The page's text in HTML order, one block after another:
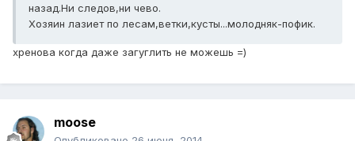
назад.Ни следов,ни чево.
Хозяин лазиет по лесам,ветки,кусты...молодняк-пофик.
хренова когда даже загуглить не можешь =)
moose